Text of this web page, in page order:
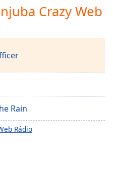
Crazy Web
Rain
Rádio